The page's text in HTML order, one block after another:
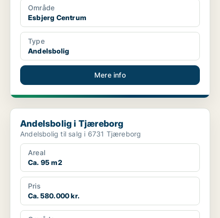
Område
Esbjerg Centrum
Type
Andelsbolig
Mere info
Andelsbolig i Tjæreborg
Andelsbolig i Tjæreborg
Andelsbolig til salg i 6731 Tjæreborg
Areal
Ca. 95 m2
Pris
Ca. 580.000 kr.